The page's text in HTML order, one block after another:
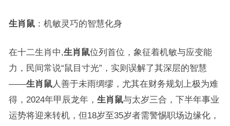
生肖鼠：机敏灵巧的智慧化身
在十二生肖中,生肖鼠位列首位，象征着机敏与应变能
力，民间常说“鼠目寸光”，实则误解了其深层的智慧
——生肖鼠人善于未雨绸缪，尤其在财务规划上极为难
得，2024年甲辰龙年， 生肖鼠与太岁三合，下半年事业
运势将迎来转机，但18岁至35岁者需警惕职场边缘化，